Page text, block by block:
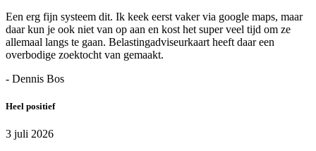
Een erg fijn systeem dit. Ik keek eerst vaker via google maps, maar
daar kun je ook niet van op aan en kost het super veel tijd om ze
allemaal langs te gaan. Belastingadviseurkaart heeft daar een
overbodige zoektocht van gemaakt.
- Dennis Bos
Heel positief
3 juli 2026